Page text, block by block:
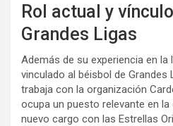
Rol actual y
Grandes Ligas
Además de su experiencia en la
vinculado al béisbol de Grandes
trabaja con la organización
ocupa un puesto relevante en la
nuevo cargo con las Estrellas